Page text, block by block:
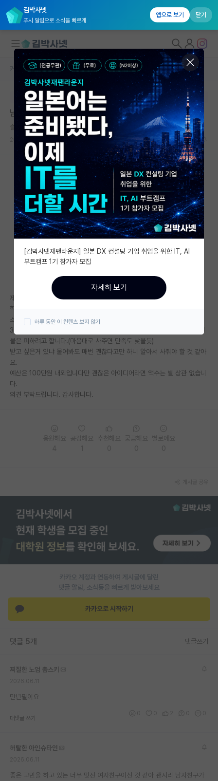
김박사넷
푸시 알림으로 소식을 빠르게
앱으로 보기 닫기
대학원생 모집
국내대학원 정보
연구실&오픈랩
커뮤니티
커뮤니티 홈
전체글보기
베스트 게시판
IF 명예의전당
자유 게시판(아무개랩)
미국 유학 게시판
미국 대학원 합격 후기 게시판
대학원생 모집 게시판
연구실(PI) 홍보 게시판
석박사 채용 정보 게시판
임용 정보 게시판
학부 인턴 게시판
반도체/AI 게시판
장학금/장학생 게시판
학술 정보 게시판
유학교육
반도체 아카데미
재팬라운지 🌸
커뮤니티 홈 자유 게시판(아무개랩)
본문이 수정되지 않는 박제글입니다.
남자 박사 졸업선물 추천
슬기로운 피에르 페르마
2026.06.11
제목과 같습니다. 남자 박사 졸업선물 추천해주시면 감사하겠습니다.
학부생 때부터 만났던 남자친구가 고생 끝에 이번 학기 졸업이 확정되어서
소소하게 선물을 해주고 싶은데 뭘 해야할지를 모르겠네요.
30대 초반이고, 전자기기 덕후인데 본인이 이미 마니아라서 전자기기쪽 선
물은 피하려고 합니다.(마음대로 사주면 만족도 낮을듯)
받고 싶은거 있냐 물어봐도 매번 괜찮다고만 하니 알아서 사줘야 할 것 같아
요.
예산은 100만원 내외입니다만 괜찮은 아이디어라면 액수는 별 상관 없습니
다.
의견 부탁드립니다. 감사합니다.
카카오 계정과 연동하여 게시글에 달린
댓글 알람, 소식등을 빠르게 받아보세요
카카오로 시작하기
댓글 5개 댓글쓰기
찌질한 노엄 촘스키
만년필이요
대댓글 쓰기
허탈한 아인슈타인
좋은 고민을 하고 있는 너무 멋진 여자친구이신 것 같아 괜시리 남자친구가
[김박사넷재팬라운지] 일본 DX 컨설팅 기업 취업을 위한 IT, AI
부트캠프 1기 참가자 모집
자세히 보기
하루 동안 이 컨텐츠 보지 않기